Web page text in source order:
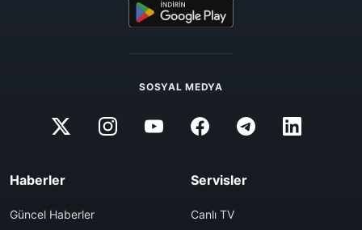
SOSYAL MEDYA
Haberler
Güncel Haberler
Servisler
Canlı TV